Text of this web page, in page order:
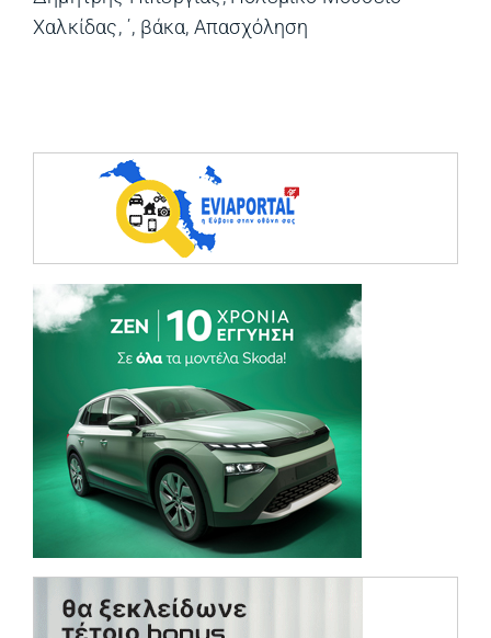
Χαλκίδας, ΄, βάκα, Απασχόληση